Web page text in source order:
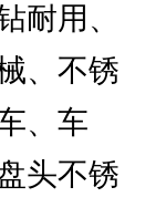
耐用、
、不锈
、车
头不锈